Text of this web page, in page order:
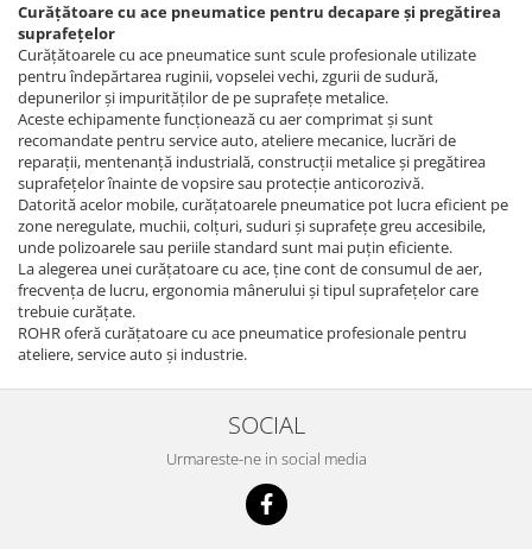
Curățătoare cu ace pneumatice pentru decapare și pregătirea
suprafețelor
Curățătoarele cu ace pneumatice sunt scule profesionale utilizate
pentru îndepărtarea ruginii, vopselei vechi, zgurii de sudură,
depunerilor și impurităților de pe suprafețe metalice.
Aceste echipamente funcționează cu aer comprimat și sunt
recomandate pentru service auto, ateliere mecanice, lucrări de
reparații, mentenanță industrială, construcții metalice și pregătirea
suprafețelor înainte de vopsire sau protecție anticorozivă.
Datorită acelor mobile, curățatoarele pneumatice pot lucra eficient pe
zone neregulate, muchii, colțuri, suduri și suprafețe greu accesibile,
unde polizoarele sau periile standard sunt mai puțin eficiente.
La alegerea unei curățatoare cu ace, ține cont de consumul de aer,
frecvența de lucru, ergonomia mânerului și tipul suprafețelor care
trebuie curățate.
ROHR oferă curățatoare cu ace pneumatice profesionale pentru
ateliere, service auto și industrie.
SOCIAL
Urmareste-ne in social media